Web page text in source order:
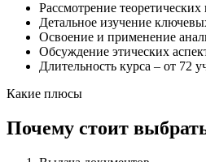
Рассмотрение
Детальное изучение
Освоение и применение
Обсуждение этических
Длительность курса – от 72
Какие плюсы
Почему стоит